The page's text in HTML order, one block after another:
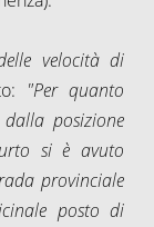
velocità di
"Per quanto
posizione
si è avuto
provinciale
posto di